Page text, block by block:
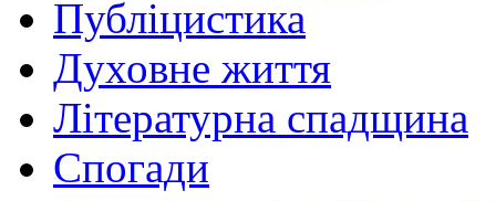
Публіцистика
Духовне життя
Літературна спадщина
Спогади